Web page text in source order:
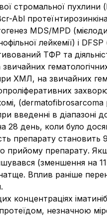
стромальної пухлини
MDS/MPD
лейкемії) і
ТФР та
ХМЛ, на звичайних
введенні в діапазоні
день, коли було
препарату становить
прийому
(зменшення на
Вплив раніше
концентраціях
незначною